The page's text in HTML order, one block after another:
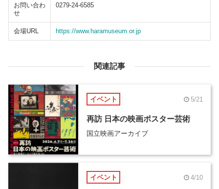
お問い合わ
せ
0279-24-6585
会場URL https://www.haramuseum.or.jp
関連記事
イベント 5/21
再訪 日本の映画ポスター芸術
国立映画アーカイブ
イベント 4/10